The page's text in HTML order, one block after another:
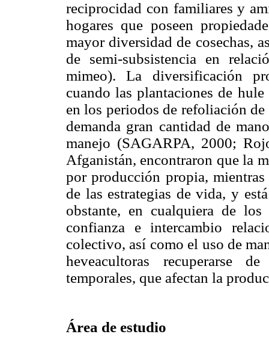
reciprocidad con familiares y
hogares que poseen
mayor diversidad de cosechas,
de semi-subsistencia en
mimeo). La diversificación
cuando las plantaciones de
en los periodos de refoliación
demanda gran cantidad de
manejo (SAGARPA, 2000;
Afganistán, encontraron que la
por producción propia,
de las estrategias de vida, y
obstante, en cualquiera de los
confianza e intercambio
colectivo, así como el uso de
heveacultoras recuperarse
temporales, que afectan la
Área de estudio